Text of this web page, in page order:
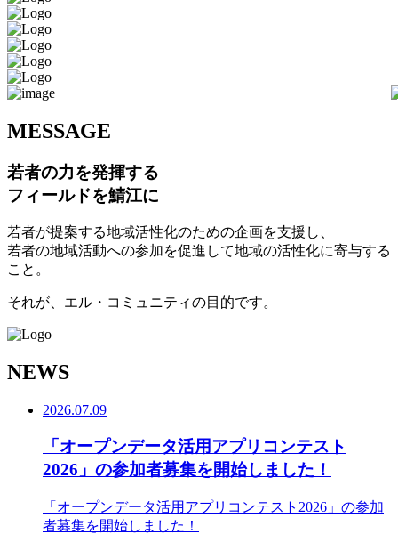
MESSAGE
若者の力を発揮する
フィールドを鯖江に
若者が提案する地域活性化のための企画を支援し、
若者の地域活動への参加を促進して地域の活性化に寄与する
こと。
それが、エル・コミュニティの目的です。
NEWS
2026.07.09
「オープンデータ活用アプリコンテスト
2026」の参加者募集を開始しました！
「オープンデータ活用アプリコンテスト2026」の参加
者募集を開始しました！